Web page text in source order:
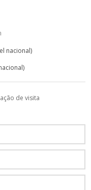
nacional)
de visita